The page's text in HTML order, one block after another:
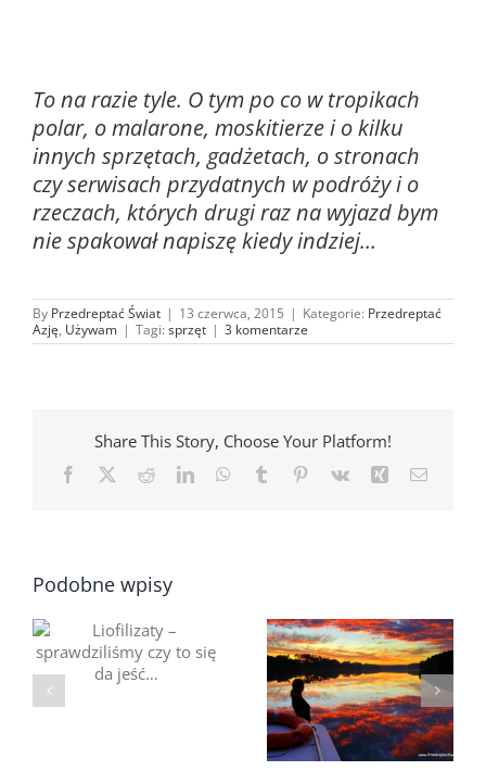
To na razie tyle. O tym po co w tropikach
polar, o malarone, moskitierze i o kilku
innych sprzętach, gadżetach, o stronach
czy serwisach przydatnych w podróży i o
rzeczach, których drugi raz na wyjazd bym
nie spakował napiszę kiedy indziej…
By Przedreptać Świat | 13 czerwca, 2015 | Kategorie: Przedreptać
Azję, Używam | Tagi: sprzęt | 3 komentarze
Share This Story, Choose Your Platform!
Facebook RedditLinkedInWhatsApp
Tumblr Pinterest
Vk Xing Email
Podobne wpisy
Bonito 25 półtora
Jacht motorowy
czy apartament na
wodzie?
Sprawdziliśmy
Bonito 25